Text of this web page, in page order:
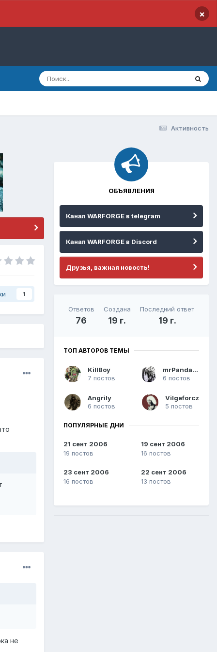
×
Активность
1
не
ОБЪЯВЛЕНИЯ
Канал WARFORGE в telegram
Канал WARFORGE в Discord
Друзья, важная новость!
Ответов
76
Создана
19 г.
Последний ответ
19 г.
ТОП АВТОРОВ ТЕМЫ
KillBoy
7 постов
mrPandarian
6 постов
Angrily
6 постов
Vilgeforcz
5 постов
ПОПУЛЯРНЫЕ ДНИ
21 сент 2006
19 постов
19 сент 2006
16 постов
23 сент 2006
16 постов
22 сент 2006
13 постов